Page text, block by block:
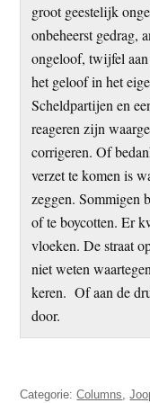
groot geestelijk
onbeheerst gedrag,
ongeloof, twijfel aan
het geloof in het
Scheldpartijen en
reageren zijn
corrigeren. Of
verzet te komen is
zeggen. Sommigen
of te boycotten. Er
vloeken. De straat
niet weten
keren. Of aan de
door.
Categorie:Columns,